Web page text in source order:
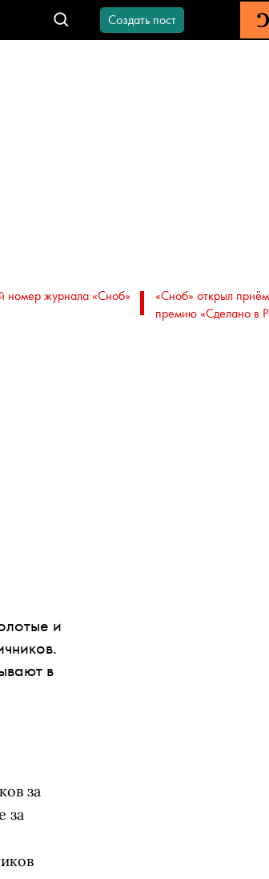
Создать пост
номер журнала «Сноб»
«Сноб» открыл
премию «Сделано в
и
в
за
за